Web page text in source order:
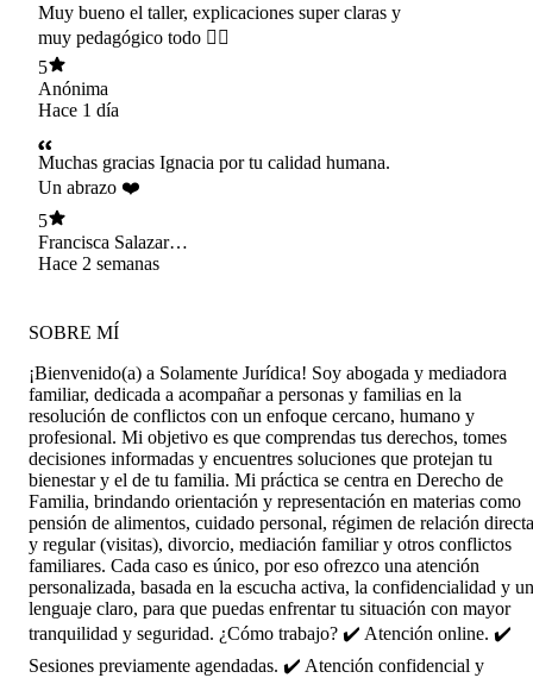
Muy bueno el taller, explicaciones super claras y
muy pedagógico todo 👍🏼
5
Anónima
Hace 1 día
Muchas gracias Ignacia por tu calidad humana.
Un abrazo ❤️
5
Francisca Salazar
Guzmán
Hace 2 semanas
SOBRE MÍ
¡Bienvenido(a) a Solamente Jurídica! Soy abogada y mediadora
familiar, dedicada a acompañar a personas y familias en la
resolución de conflictos con un enfoque cercano, humano y
profesional. Mi objetivo es que comprendas tus derechos, tomes
decisiones informadas y encuentres soluciones que protejan tu
bienestar y el de tu familia. Mi práctica se centra en Derecho de
Familia, brindando orientación y representación en materias como
pensión de alimentos, cuidado personal, régimen de relación directa
y regular (visitas), divorcio, mediación familiar y otros conflictos
familiares. Cada caso es único, por eso ofrezco una atención
personalizada, basada en la escucha activa, la confidencialidad y un
lenguaje claro, para que puedas enfrentar tu situación con mayor
tranquilidad y seguridad. ¿Cómo trabajo? ✔️ Atención online. ✔️
Sesiones previamente agendadas. ✔️ Atención confidencial y